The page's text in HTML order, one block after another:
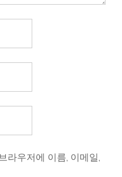
라우저에 이름, 이메일,